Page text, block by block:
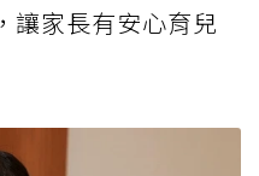
讓家長有安心育兒